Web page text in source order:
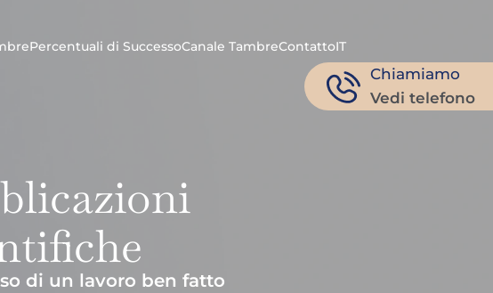
Percentuali di SuccessoCanale TambreContattoIT
Chiamiamo
Vedi telefono
di un lavoro ben fatto